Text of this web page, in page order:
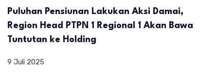
Puluhan Pensiunan Lakukan Aksi Damai,
Region Head PTPN 1 Regional 1 Akan Bawa
Tuntutan ke Holding
9 Juli 2025